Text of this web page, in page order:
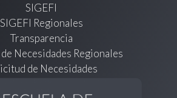
SIGEFI
SIGEFI Regionales
Transparencia
Necesidades Regionales
de Necesidades